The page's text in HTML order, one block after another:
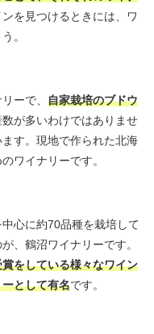
を見つけるときには、ワ
。
ーで、 自家栽培のブドウ
が多いわけではありませ
す。現地で作られた北海
ワイナリーです。
心に約70品種を栽培して
、鶴沼ワイナリーです。
をしている様々なワイン
として有名です。